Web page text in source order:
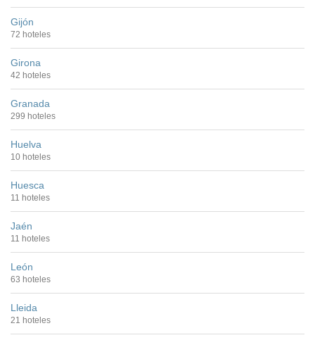
Gijón
72 hoteles
Girona
42 hoteles
Granada
299 hoteles
Huelva
10 hoteles
Huesca
11 hoteles
Jaén
11 hoteles
León
63 hoteles
Lleida
21 hoteles